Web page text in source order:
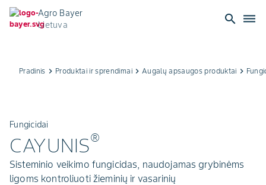
Agro Bayer
Lietuva
search dehaze
Pradinis keyboard_arrow_right Produktai ir sprendimaikeyboard_arrow_right Augalų apsaugos produktai keyboard_arrow_right
Fungicidai
CAYUNIS®
Sisteminio veikimo fungicidas, naudojamas grybinėms
ligoms kontroliuoti žieminių ir vasarinių